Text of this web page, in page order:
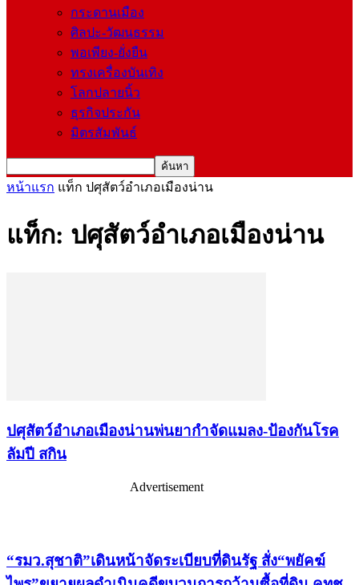
กระดานเมือง
ศิลปะ-วัฒนธรรม
พอเพียง-ยั่งยืน
ทรงเครื่องบันเทิง
โลกปลายนิ้ว
ธุรกิจประกัน
มิตรสัมพันธ์
หน้าแรก แท็ก ปศุสัตว์อำเภอเมืองน่าน
แท็ก: ปศุสัตว์อำเภอเมืองน่าน
ปศุสัตว์อำเภอเมืองน่านพ่นยากำจัดแมลง-ป้องกันโรค
ลัมปี สกิน
Advertisement
“รมว.สุชาติ”เดินหน้าจัดระเบียบที่ดินรัฐ สั่ง“พยัคฆ์